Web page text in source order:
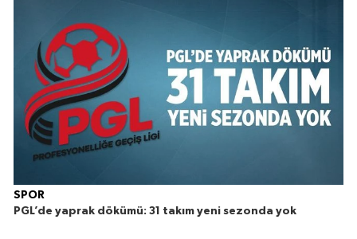
SPOR
PGL’de yaprak dökümü: 31 takım yeni sezonda yok